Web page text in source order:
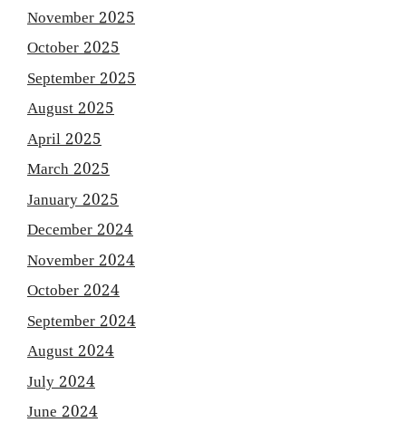
November 2025
October 2025
September 2025
August 2025
April 2025
March 2025
January 2025
December 2024
November 2024
October 2024
September 2024
August 2024
July 2024
June 2024